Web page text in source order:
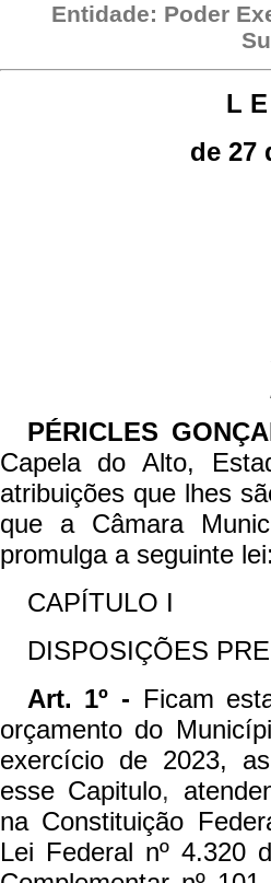
Entidade: Poder
L
de 27
PÉRICLES
Capela do Alto,
atribuições que lhes
que a Câmara
promulga a seguinte
CAPÍTULO I
DISPOSIÇÕES
Art. 1º - Ficam
orçamento do
exercício de 2023,
esse Capitulo,
na Constituição
Lei Federal nº 4.320